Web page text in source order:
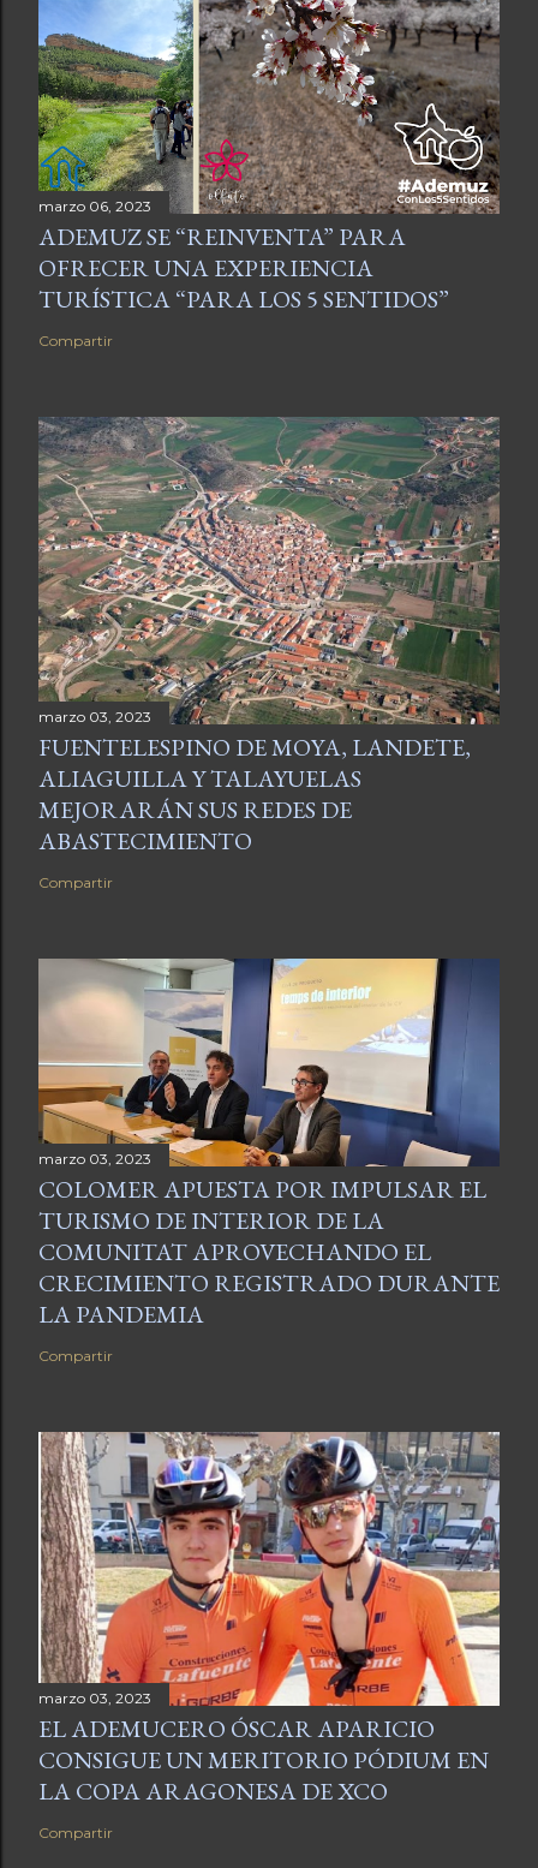
marzo 06, 2023
ADEMUZ SE “REINVENTA” PARA
OFRECER UNA EXPERIENCIA
TURÍSTICA “PARA LOS 5 SENTIDOS”
Compartir
marzo 03, 2023
FUENTELESPINO DE MOYA, LANDETE,
ALIAGUILLA Y TALAYUELAS
MEJORARÁN SUS REDES DE
ABASTECIMIENTO
Compartir
marzo 03, 2023
COLOMER APUESTA POR IMPULSAR EL
TURISMO DE INTERIOR DE LA
COMUNITAT APROVECHANDO EL
CRECIMIENTO REGISTRADO DURANTE
LA PANDEMIA
Compartir
marzo 03, 2023
EL ADEMUCERO ÓSCAR APARICIO
CONSIGUE UN MERITORIO PÓDIUM EN
LA COPA ARAGONESA DE XCO
Compartir